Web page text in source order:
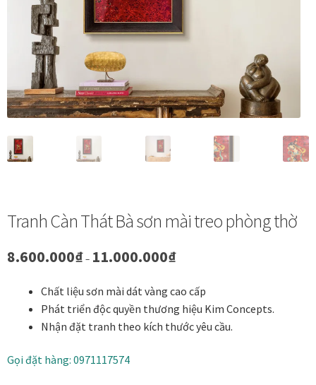
Vị trí trưng bày
Bộ sưu tập tranh
Bộ sưu tập Mã Vương – Quà tặng doanh nghiệp
Chính Sách Đổi Trả
Chính sách đổi trả hàng
Đăng ký thành viên
Danh Lam Collection
Điều Khoản Sử Dụng
Tranh Càn Thát Bà sơn mài treo phòng thờ
8.600.000₫– 11.000.000₫Khoảng
8.600.000₫
đến
11.000.000₫
Chất liệu sơn mài dát vàng cao cấp
Phát triển độc quyền thương hiệu Kim Concepts.
Nhận đặt tranh theo kích thước yêu cầu.
Gọi đặt hàng: 0971117574